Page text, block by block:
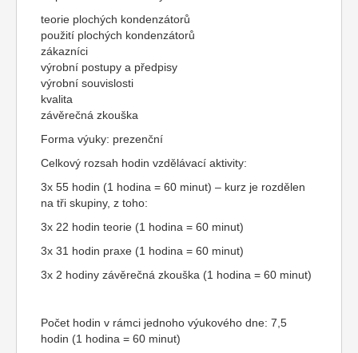
teorie plochých kondenzátorů
použití plochých kondenzátorů
zákazníci
výrobní postupy a předpisy
výrobní souvislosti
kvalita
závěrečná zkouška
Forma výuky: prezenční
Celkový rozsah hodin vzdělávací aktivity:
3x 55 hodin (1 hodina = 60 minut) – kurz je rozdělen
na tři skupiny, z toho:
3x 22 hodin teorie (1 hodina = 60 minut)
3x 31 hodin praxe (1 hodina = 60 minut)
3x 2 hodiny závěrečná zkouška (1 hodina = 60 minut)
Počet hodin v rámci jednoho výukového dne: 7,5
hodin (1 hodina = 60 minut)